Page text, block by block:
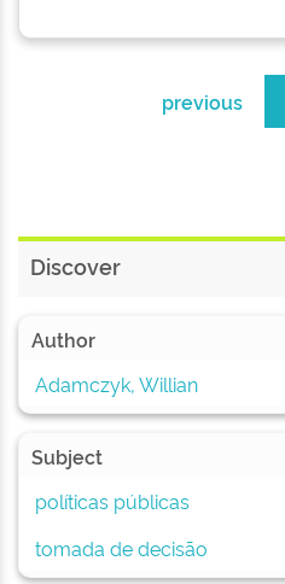
previous
Discover
Author
Adamczyk, Willian
Subject
políticas públicas
tomada de decisão